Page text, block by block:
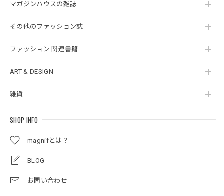
マガジンハウスの雑誌
その他のファッション誌
ファッション 関連書籍
ART & DESIGN
雑貨
SHOP INFO
magnifとは？
BLOG
お問い合わせ